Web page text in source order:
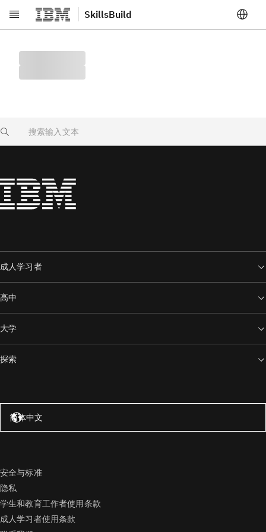
跳转至主要内容 SkillsBuild
Search
成人学习者
高中
大学
探索
简体中文
安全与标准
隐私
学生和教育工作者使用条款
成人学习者使用条款